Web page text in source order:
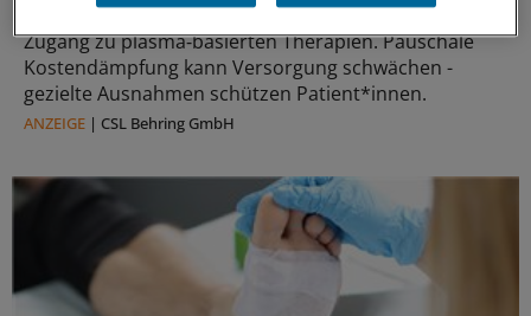
Europas Gesundheitssicherheit braucht verlässlichen
Zugang zu plasma‑basierten Therapien. Pauschale
Kostendämpfung kann Versorgung schwächen -
gezielte Ausnahmen schützen Patient*innen.
ANZEIGE | CSL Behring GmbH